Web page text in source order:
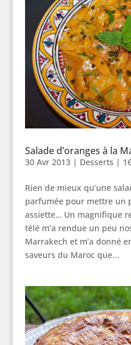
Salade d’oranges à la
30 Avr 2013| Desserts |
Rien de mieux qu’une
parfumée pour mettre un
assiette… Un magnifique
télé m’a rendue un peu
Marrakech et m’a donné
saveurs du Maroc que...